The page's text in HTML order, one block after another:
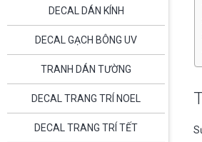
DECAL DÁN KÍNH
DECAL GẠCH BÔNG UV
TRANH DÁN TƯỜNG
DECAL TRANG TRÍ NOEL
DECAL TRANG TRÍ TẾT